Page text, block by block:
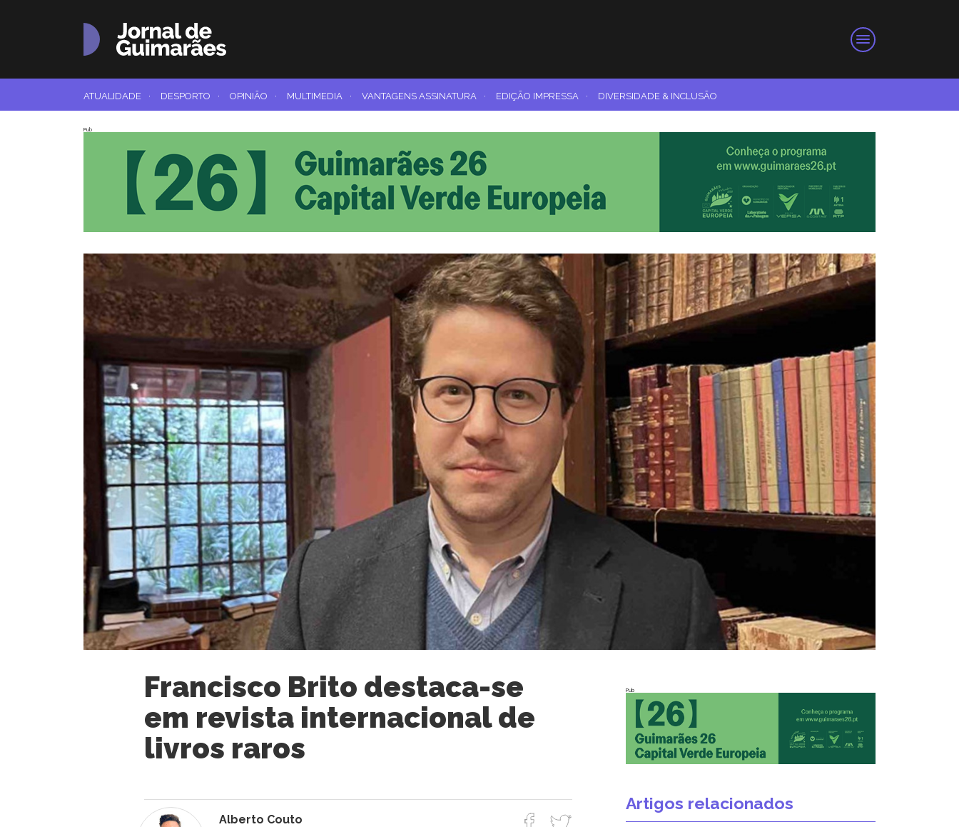
ATUALIDADE · DESPORTO · OPINIÃO · MULTIMEDIA · VANTAGENS ASSINATURA · EDIÇÃO IMPRESSA · DIVERSIDADE & INCLUSÃO
Pub
Francisco Brito destaca-se
em revista internacional de
livros raros
Alberto Couto
Pub
Artigos relacionados